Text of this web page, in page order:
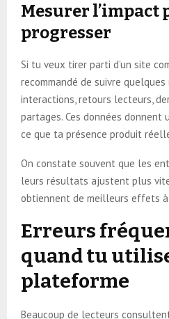
Mesurer l’impact
progresser
Si tu veux tirer parti d’un site
recommandé de suivre
interactions, retours lecteurs,
partages. Ces données donnent
ce que ta présence produit
On constate souvent que les
leurs résultats ajustent plus
obtiennent de meilleurs effets à
Erreurs
quand tu
plateforme
Beaucoup de lecteurs